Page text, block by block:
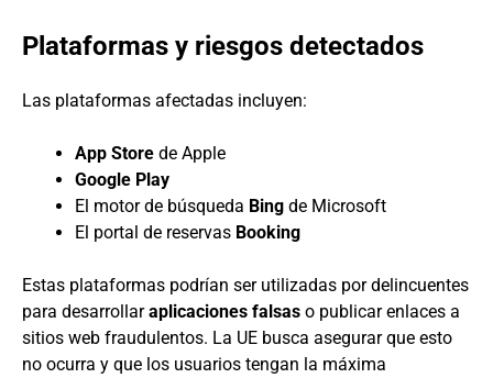
Plataformas y riesgos detectados
Las plataformas afectadas incluyen:
App Store de Apple
Google Play
El motor de búsqueda Bing de Microsoft
El portal de reservas Booking
Estas plataformas podrían ser utilizadas por delincuentes
para desarrollaraplicaciones falsas o publicar enlaces a
sitios web fraudulentos. La UE busca asegurar que esto
no ocurra y que los usuarios tengan la máxima